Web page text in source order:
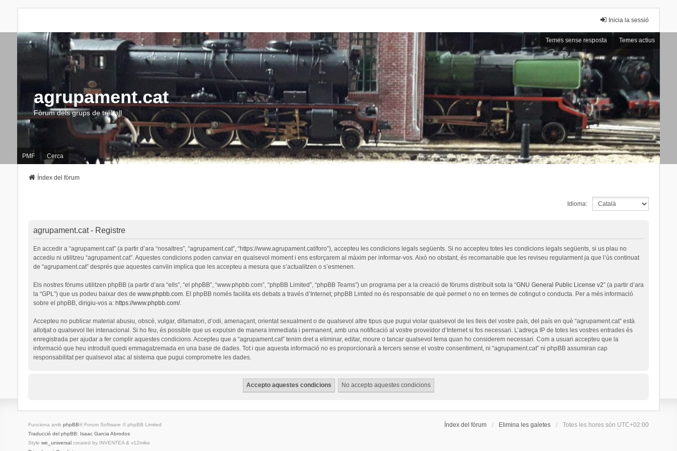
Inicia la sessió
Temes sense resposta Temes actius
agrupament.cat
Fòrum dels grups de treball
PMF Cerca
Índex del fòrum
Idioma:
agrupament.cat - Registre
En accedir a “agrupament.cat” (a partir d’ara “nosaltres”, “agrupament.cat”, “https://www.agrupament.cat/foro”), accepteu les condicions legals següents. Si no accepteu totes les condicions legals següents, si us plau no
accediu ni utilitzeu “agrupament.cat”. Aquestes condicions poden canviar en qualsevol moment i ens esforçarem al màxim per informar-vos. Això no obstant, és recomanable que les reviseu regularment ja que l’ús continuat
de “agrupament.cat” després que aquestes canvïin implica que les accepteu a mesura que s’actualitzen o s’esmenen.
Els nostres fòrums utilitzen phpBB (a partir d’ara “ells”, “el phpBB”, “www.phpbb.com”, “phpBB Limited”, “phpBB Teams”) un programa per a la creació de fòrums distribuït sota la “GNU General Public License v2” (a partir d’ara
la “GPL”) que us podeu baixar des de www.phpbb.com. El phpBB només facilita els debats a través d’Internet; phpBB Limted no és responsable de què permet o no en termes de cotingut o conducta. Per a més informació
sobre el phpBB, dirigiu-vos a: https://www.phpbb.com/.
Accepteu no publicar material abusiu, obscè, vulgar, difamatori, d’odi, amenaçant, orientat sexualment o de qualsevol altre tipus que pugui violar qualsevol de les lleis del vostre país, del país en què “agrupament.cat” està
allotjat o qualsevol llei intenacional. Si ho feu, és possible que us expulsin de manera immediata i permanent, amb una notificació al vostre proveïdor d’Internet si fos necessari. L’adreça IP de totes les vostres entrades és
enregistrada per ajudar a fer complir aquestes condicions. Accepteu que a “agrupament.cat” tenim dret a eliminar, editar, moure o tancar qualsevol tema quan ho considerem necessari. Com a usuari accepteu que la
informació que heu introduït quedi emmagatzemada en una base de dades. Tot i que aquesta informació no es proporcionarà a tercers sense el vostre consentiment, ni “agrupament.cat” ni phpBB assumiran cap
responsabilitat per qualsevol atac al sistema que pugui comprometre les dades.
Índex del fòrum Elimina les galetes Totes les hores són UTC+02:00
Funciona amb phpBB® Forum Software © phpBB Limited
Traducció del phpBB: Isaac Garcia Abrodos
Style we_universalcreated by INVENTEA & v12mike